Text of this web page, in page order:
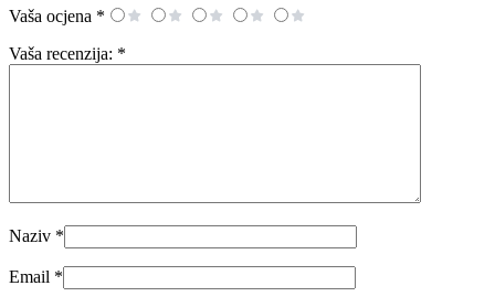
Vaša ocjena *
Vaša recenzija: *
Naziv *
Email *